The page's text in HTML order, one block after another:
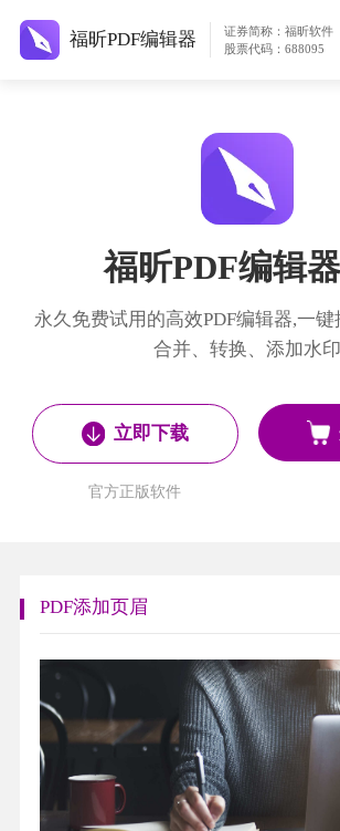
福昕PDF编辑器
证券简称：福昕软件
股票代码：688095
福昕PDF编辑器
永久免费试用的高效PDF编辑器,一键
合并、转换、添加水印
立即下载
官方正版软件
PDF添加页眉